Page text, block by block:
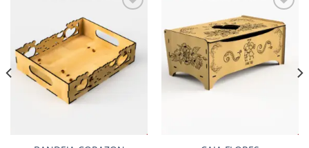
Add to
wishlist
Add to
wishlist